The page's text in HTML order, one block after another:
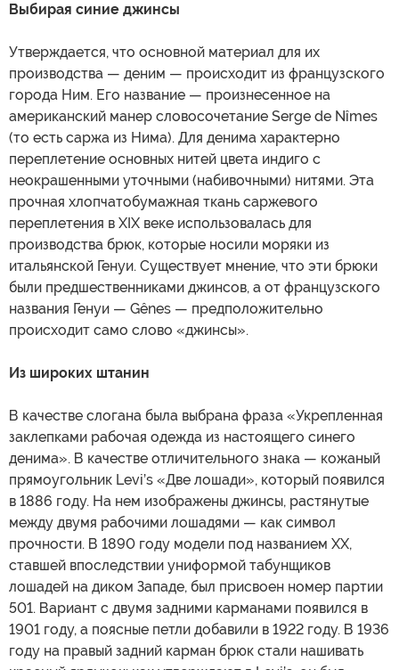
Выбирая синие джинсы
Утверждается, что основной материал для их
производства — деним — происходит из французского
города Ним. Его название — произнесенное на
американский манер словосочетание Serge de Nîmes
(то есть саржа из Нима). Для денима характерно
переплетение основных нитей цвета индиго с
неокрашенными уточными (набивочными) нитями. Эта
прочная хлопчатобумажная ткань саржевого
переплетения в XIX веке использовалась для
производства брюк, которые носили моряки из
итальянской Генуи. Существует мнение, что эти брюки
были предшественниками джинсов, а от французского
названия Генуи — Gênes — предположительно
происходит само слово «джинсы».
Из широких штанин
В качестве слогана была выбрана фраза «Укрепленная
заклепками рабочая одежда из настоящего синего
денима». В качестве отличительного знака — кожаный
прямоугольник Levi’s «Две лошади», который появился
в 1886 году. На нем изображены джинсы, растянутые
между двумя рабочими лошадями — как символ
прочности. В 1890 году модели под названием XX,
ставшей впоследствии униформой табунщиков
лошадей на диком Западе, был присвоен номер партии
501. Вариант с двумя задними карманами появился в
1901 году, а поясные петли добавили в 1922 году. В 1936
году на правый задний карман брюк стали нашивать